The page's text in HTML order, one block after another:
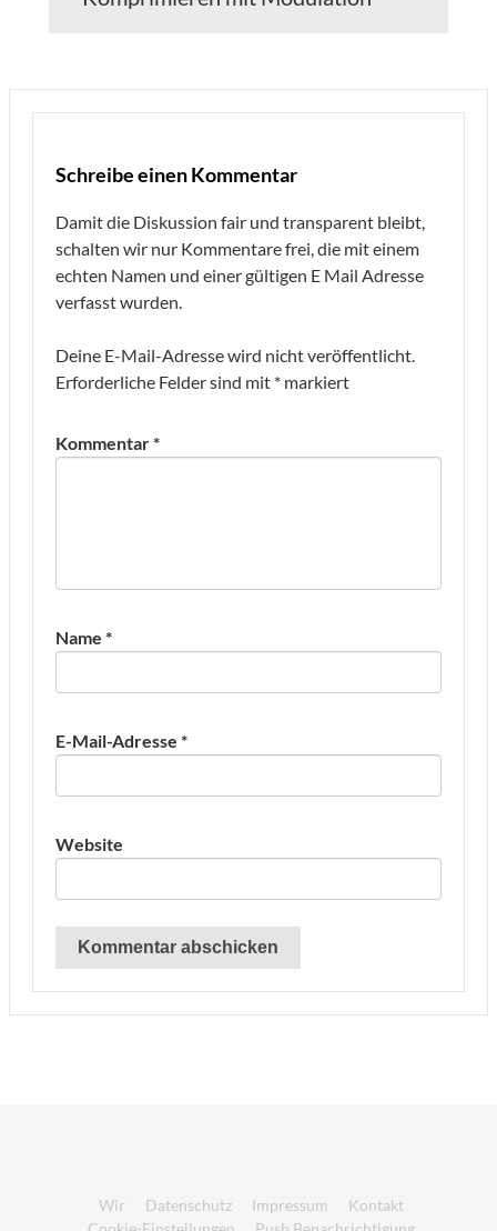
Schreibe einen Kommentar
Damit die Diskussion fair und transparent bleibt,
schalten wir nur Kommentare frei, die mit einem
echten Namen und einer gültigen E Mail Adresse
verfasst wurden.
Deine E-Mail-Adresse wird nicht veröffentlicht.
Erforderliche Felder sind mit * markiert
Kommentar*
Name *
E-Mail-Adresse *
Website
Wir Datenschutz Impressum
Kontakt